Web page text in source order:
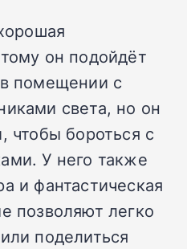
он подойдёт
помещении с
света, но он
чтобы бороться с
У него также
и фантастическая
позволяют легко
поделиться